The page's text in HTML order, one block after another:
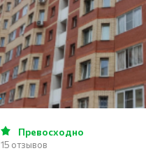
Превосходно
15 отзывов